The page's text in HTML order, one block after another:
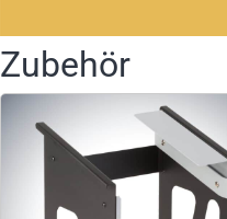
Zubehör